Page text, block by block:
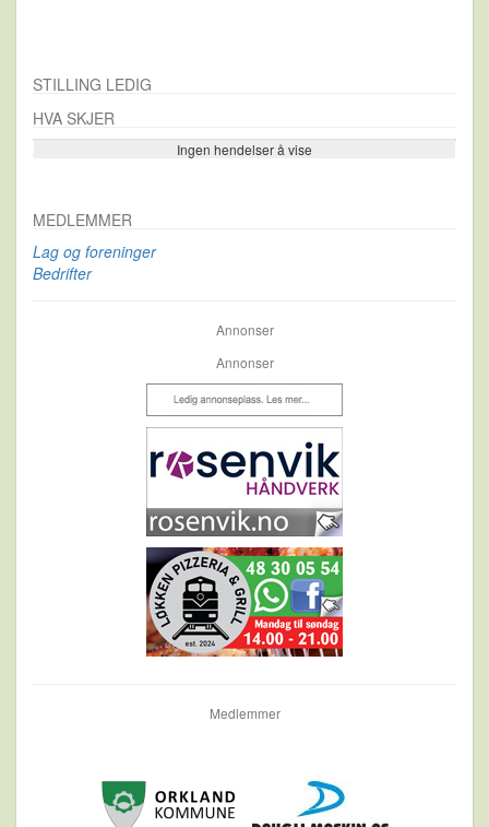
STILLING LEDIG
HVA SKJER
Ingen hendelser å vise
Se flere…
MEDLEMMER
Lag og foreninger
Bedrifter
Annonser
Annonser
Medlemmer